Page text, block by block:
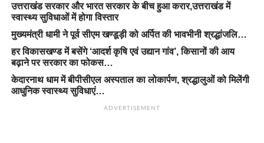
उत्तराखंड सरकार और भारत सरकार के बीच हुआ करार,उत्तराखंड में
स्वास्थ्य सुविधाओं में होगा विस्तार
मुख्यमंत्री धामी ने पूर्व सीएम खण्डूड़ी को अर्पित की भावभीनी श्रद्धांजलि…
हर विकासखण्ड में बसेंगे ‘आदर्श कृषि एवं उद्यान गांव’, किसानों की आय
बढ़ाने पर सरकार का फोकस…
केदारनाथ धाम में बीपीसीएल अस्पताल का लोकार्पण, श्रद्धालुओं को मिलेंगी
आधुनिक स्वास्थ्य सुविधाएं…
ADVERTISEMENT